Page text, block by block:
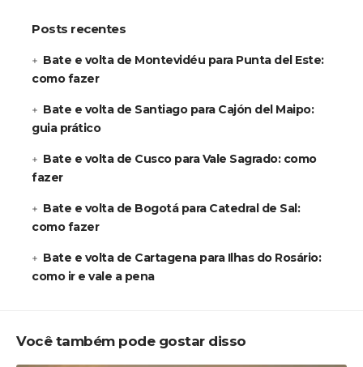
Posts recentes
Bate e volta de Montevidéu para Punta del Este:
como fazer
Bate e volta de Santiago para Cajón del Maipo:
guia prático
Bate e volta de Cusco para Vale Sagrado: como
fazer
Bate e volta de Bogotá para Catedral de Sal:
como fazer
Bate e volta de Cartagena para Ilhas do Rosário:
como ir e vale a pena
Você também pode gostar disso